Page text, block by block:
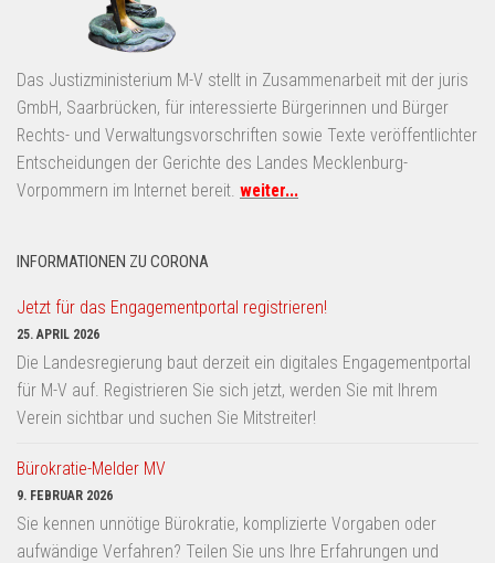
Das Justizministerium M-V stellt in Zusammenarbeit mit der juris
GmbH, Saarbrücken, für interessierte Bürgerinnen und Bürger
Rechts- und Verwaltungsvorschriften sowie Texte veröffentlichter
Entscheidungen der Gerichte des Landes Mecklenburg-
Vorpommern im Internet bereit. weiter...
INFORMATIONEN ZU CORONA
Jetzt für das Engagementportal registrieren!
25. APRIL 2026
Die Landesregierung baut derzeit ein digitales Engagementportal
für M-V auf. Registrieren Sie sich jetzt, werden Sie mit Ihrem
Verein sichtbar und suchen Sie Mitstreiter!
Bürokratie-Melder MV
9. FEBRUAR 2026
Sie kennen unnötige Bürokratie, komplizierte Vorgaben oder
aufwändige Verfahren? Teilen Sie uns Ihre Erfahrungen und